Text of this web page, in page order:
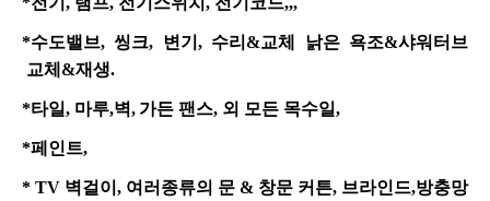
*수도밸브, 씽크, 변기, 수리&교체 낡은 욕조&샤워터브
교체&재생.
*타일, 마루,벽, 가든 팬스, 외 모든 목수일,
*페인트,
* TV 벽걸이, 여러종류의 문 & 창문 커튼, 브라인드,방충망